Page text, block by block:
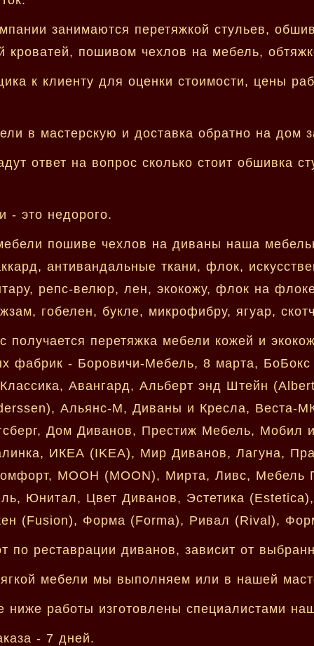
занимаются перетяжкой стульев,
кроватей, пошивом чехлов на мебель,
к клиенту для оценки стоимости, цены
в мастерскую и доставка обратно на дом
ответ на вопрос сколько стоит обшивка
- это недорого.
пошиве чехлов на диваны наша
антивандальные ткани, флок,
репс-велюр, лен, экокожу, флок на
гобелен, букле, микрофибру, ягуар,
получается перетяжка мебели кожей и
фабрик - Боровичи-Мебель, 8 марта, БоБокс
Авангард, Альберт энд Штейн
Альянс-М, Диваны и Кресла, Веста-
Дом Диванов, Престиж Мебель, Мобил
ИКЕА (IKEA), Мир Диванов, Лагуна,
МООН (MOON), Мирта, Ливс, Мебель
Юнитал, Цвет Диванов, Эстетика
(Fusion), Форма (Forma), Ривал (Rival),
по реставрации диванов, зависит от
мебели мы выполняем или в нашей
работы изготовлены специалистами
- 7 дней.